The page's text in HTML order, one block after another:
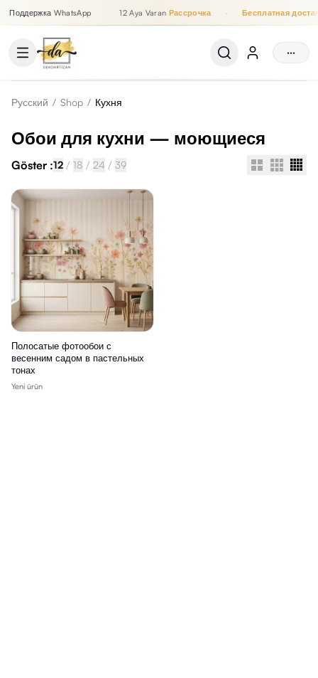
Поддержка WhatsApp 12 Aya Varan Рассрочка Бесплатная
···
Русский / Shop / Кухня
Обои для кухни — моющиеся
Göster :12 / 18 / 24 / 39
Полосатые фотообои с
весенним садом в пастельных
тонах
Yeni ürün